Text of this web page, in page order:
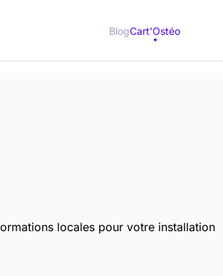
BlogCart'Ostéo
locales pour votre installation